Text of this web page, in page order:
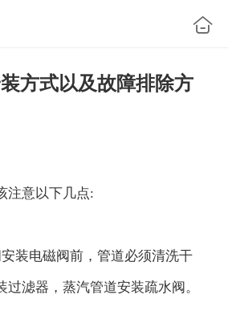
方式以及故障排除方
注意以下几点:
电磁阀前，管道必须清洗干
滤器，蒸汽管道安装疏水阀。